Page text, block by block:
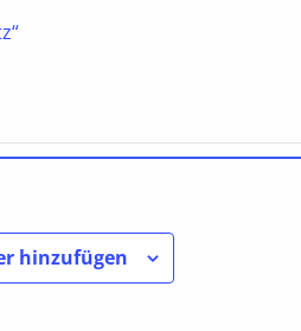
hinzufügen